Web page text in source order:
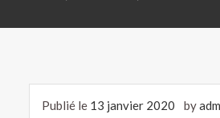
Publié le 13 janvier 2020 by